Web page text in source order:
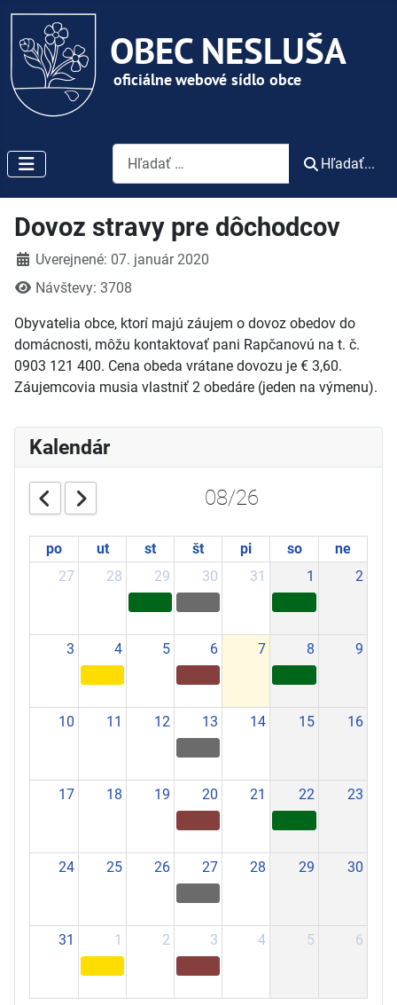
Vyhľadávanie
Hľadať...
Dovoz stravy pre dôchodcov
DetailyUverejnené: 07. január 2020
Návštevy: 3708
Obyvatelia obce, ktorí majú záujem o dovoz obedov do
domácnosti, môžu kontaktovať pani Rapčanovú na t. č.
0903 121 400. Cena obeda vrátane dovozu je € 3,60.
Záujemcovia musia vlastniť 2 obedáre (jeden na výmenu).
Kalendár
08/26
po ut st št pi so
ne
27
28 29 30 31 1 2
3 4 5 6 7 8 9
10 11 12 13 14 15 16
17 18 19 20 21 22 23
24 25 26 27 28 29 30
31 1 2 3 4 5 6